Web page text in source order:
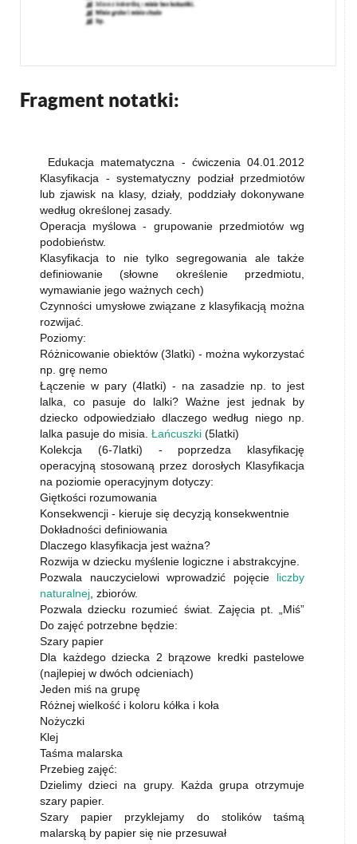
Fragment notatki:
Edukacja matematyczna - ćwiczenia 04.01.2012
Klasyfikacja - systematyczny podział przedmiotów
lub zjawisk na klasy, działy, poddziały dokonywane
według określonej zasady.
Operacja myślowa - grupowanie przedmiotów wg
podobieństw.
Klasyfikacja to nie tylko segregowania ale także
definiowanie (słowne określenie przedmiotu,
wymawianie jego ważnych cech)
Czynności umysłowe związane z klasyfikacją można
rozwijać.
Poziomy:
Różnicowanie obiektów (3latki) - można wykorzystać
np. grę nemo
Łączenie w pary (4latki) - na zasadzie np. to jest
lalka, co pasuje do lalki? Ważne jest jednak by
dziecko odpowiedziało dlaczego według niego np.
lalka pasuje do misia. Łańcuszki (5latki)
Kolekcja (6-7latki) - poprzedza klasyfikację
operacyjną stosowaną przez dorosłych Klasyfikacja
na poziomie operacyjnym dotyczy:
Giętkości rozumowania
Konsekwencji - kieruje się decyzją konsekwentnie
Dokładności definiowania
Dlaczego klasyfikacja jest ważna?
Rozwija w dziecku myślenie logiczne i abstrakcyjne.
Pozwala nauczycielowi wprowadzić pojęcie liczby
naturalnej , zbiorów.
Pozwala dziecku rozumieć świat. Zajęcia pt. „Miś”
Do zajęć potrzebne będzie:
Szary papier
Dla każdego dziecka 2 brązowe kredki pastelowe
(najlepiej w dwóch odcieniach)
Jeden miś na grupę
Różnej wielkość i koloru kółka i koła
Nożyczki
Klej
Taśma malarska
Przebieg zajęć:
Dzielimy dzieci na grupy. Każda grupa otrzymuje
szary papier.
Szary papier przyklejamy do stolików taśmą
malarską by papier się nie przesuwał